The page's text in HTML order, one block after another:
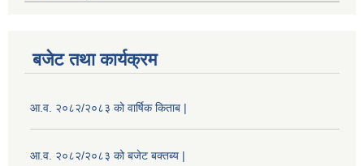
बजेट तथा कार्यक्रम
आ.व. २०८२/२०८३ को वार्षिक किताब |
आ.व. २०८२/२०८३ को बजेट बक्तब्य |